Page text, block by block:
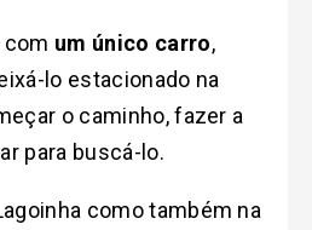
com um único carro,
lo estacionado na
o caminho, fazer a
para buscá-lo.
como também na